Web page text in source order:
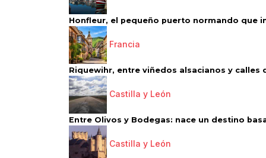
Honfleur, el pequeño puerto normando que
Francia
Riquewihr, entre viñedos alsacianos y calles
Castilla y León
Entre Olivos y Bodegas: nace un destino
Castilla y León